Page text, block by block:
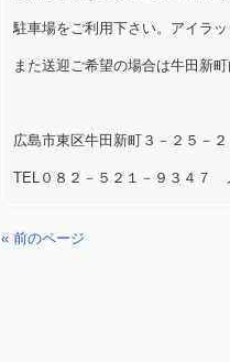
駐車場をご利用下さい。アイラ
また送迎ご希望の場合は牛田新
広島市東区牛田新町３－２５－
TEL０８２－５２１－９３４７
« 前のページ